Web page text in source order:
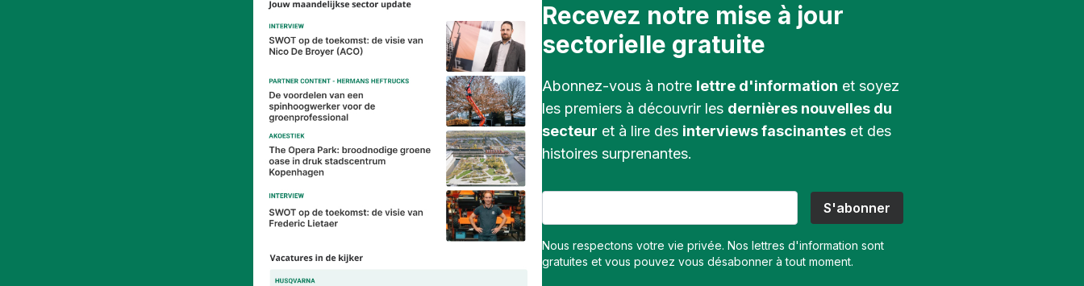
Recevez notre mise à jour
sectorielle gratuite
Abonnez-vous à notre lettre d'information et soyez
les premiers à découvrir les dernières nouvelles du
secteur et à lire des interviews fascinantes et des
histoires surprenantes.
Nous respectons votre vie privée. Nos lettres d'information sont
gratuites et vous pouvez vous désabonner à tout moment.